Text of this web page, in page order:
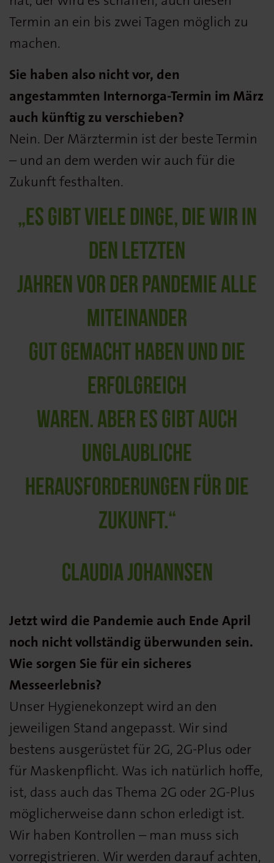
Termin an ein bis zwei Tagen möglich zu
machen.
Sie haben also nicht vor, den
angestammten Internorga-Termin im März
auch künftig zu verschieben?
Nein. Der Märztermin ist der beste Termin
– und an dem werden wir auch für die
Zukunft festhalten.
„ES GIBT VIELE DINGE, DIE WIR IN
DEN LETZTEN
JAHREN VOR DER PANDEMIE ALLE
MITEINANDER
GUT GEMACHT HABEN UND DIE
ERFOLGREICH
WAREN. ABER ES GIBT AUCH
UNGLAUBLICHE
HERAUSFORDERUNGEN FÜR DIE
ZUKUNFT.“
CLAUDIA JOHANNSEN
Jetzt wird die Pandemie auch Ende April
noch nicht vollständig überwunden sein.
Wie sorgen Sie für ein sicheres
Messeerlebnis?
Unser Hygienekonzept wird an den
jeweiligen Stand angepasst. Wir sind
bestens ausgerüstet für 2G, 2G-Plus oder
für Maskenpflicht. Was ich natürlich hoffe,
ist, dass auch das Thema 2G oder 2G-Plus
möglicherweise dann schon erledigt ist.
Wir haben Kontrollen – man muss sich
vorregistrieren. Wir werden darauf achten,